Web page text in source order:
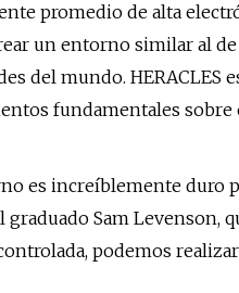
promedio de alta
un entorno similar al
del mundo.
fundamentales
es increíblemente duro
Sam Levenson,
podemos